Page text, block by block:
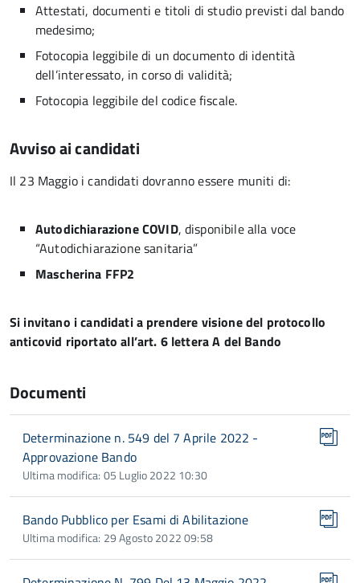
Attestati, documenti e titoli di studio previsti dal bando
medesimo;
Fotocopia leggibile di un documento di identità
dell’interessato, in corso di validità;
Fotocopia leggibile del codice fiscale.
Avviso ai candidati
Il 23 Maggio i candidati dovranno essere muniti di:
Autodichiarazione COVID, disponibile alla voce
“Autodichiarazione sanitaria”
Mascherina FFP2
Si invitano i candidati a prendere visione del protocollo
anticovid riportato all’art. 6 lettera A del Bando
Documenti
Determinazione n. 549 del 7 Aprile 2022 -
Approvazione Bando
Ultima modifica: 05 Luglio 2022 10:30
Bando Pubblico per Esami di Abilitazione
Ultima modifica: 29 Agosto 2022 09:58